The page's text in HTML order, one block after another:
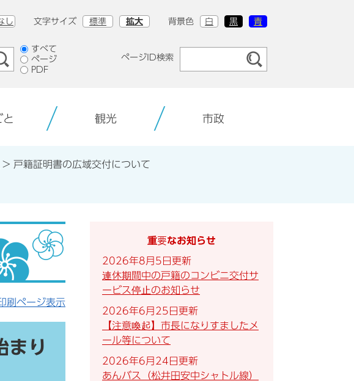
し 文字サイズ 標準 拡大 背景色 白 黒 青
検
索
対
すべて
ページ
PDF
ページID検索
と 観光 市政
> 戸籍証明書の広域交付について
刷ページ表示
まり
重要なお知らせ
2026年8月5日更新
連休期間中の戸籍のコンビニ交付サ
ービス停止のお知らせ
2026年6月25日更新
【注意喚起】市長になりすましたメ
ール等について
2026年6月24日更新
あんバス（松井田安中シャトル線）